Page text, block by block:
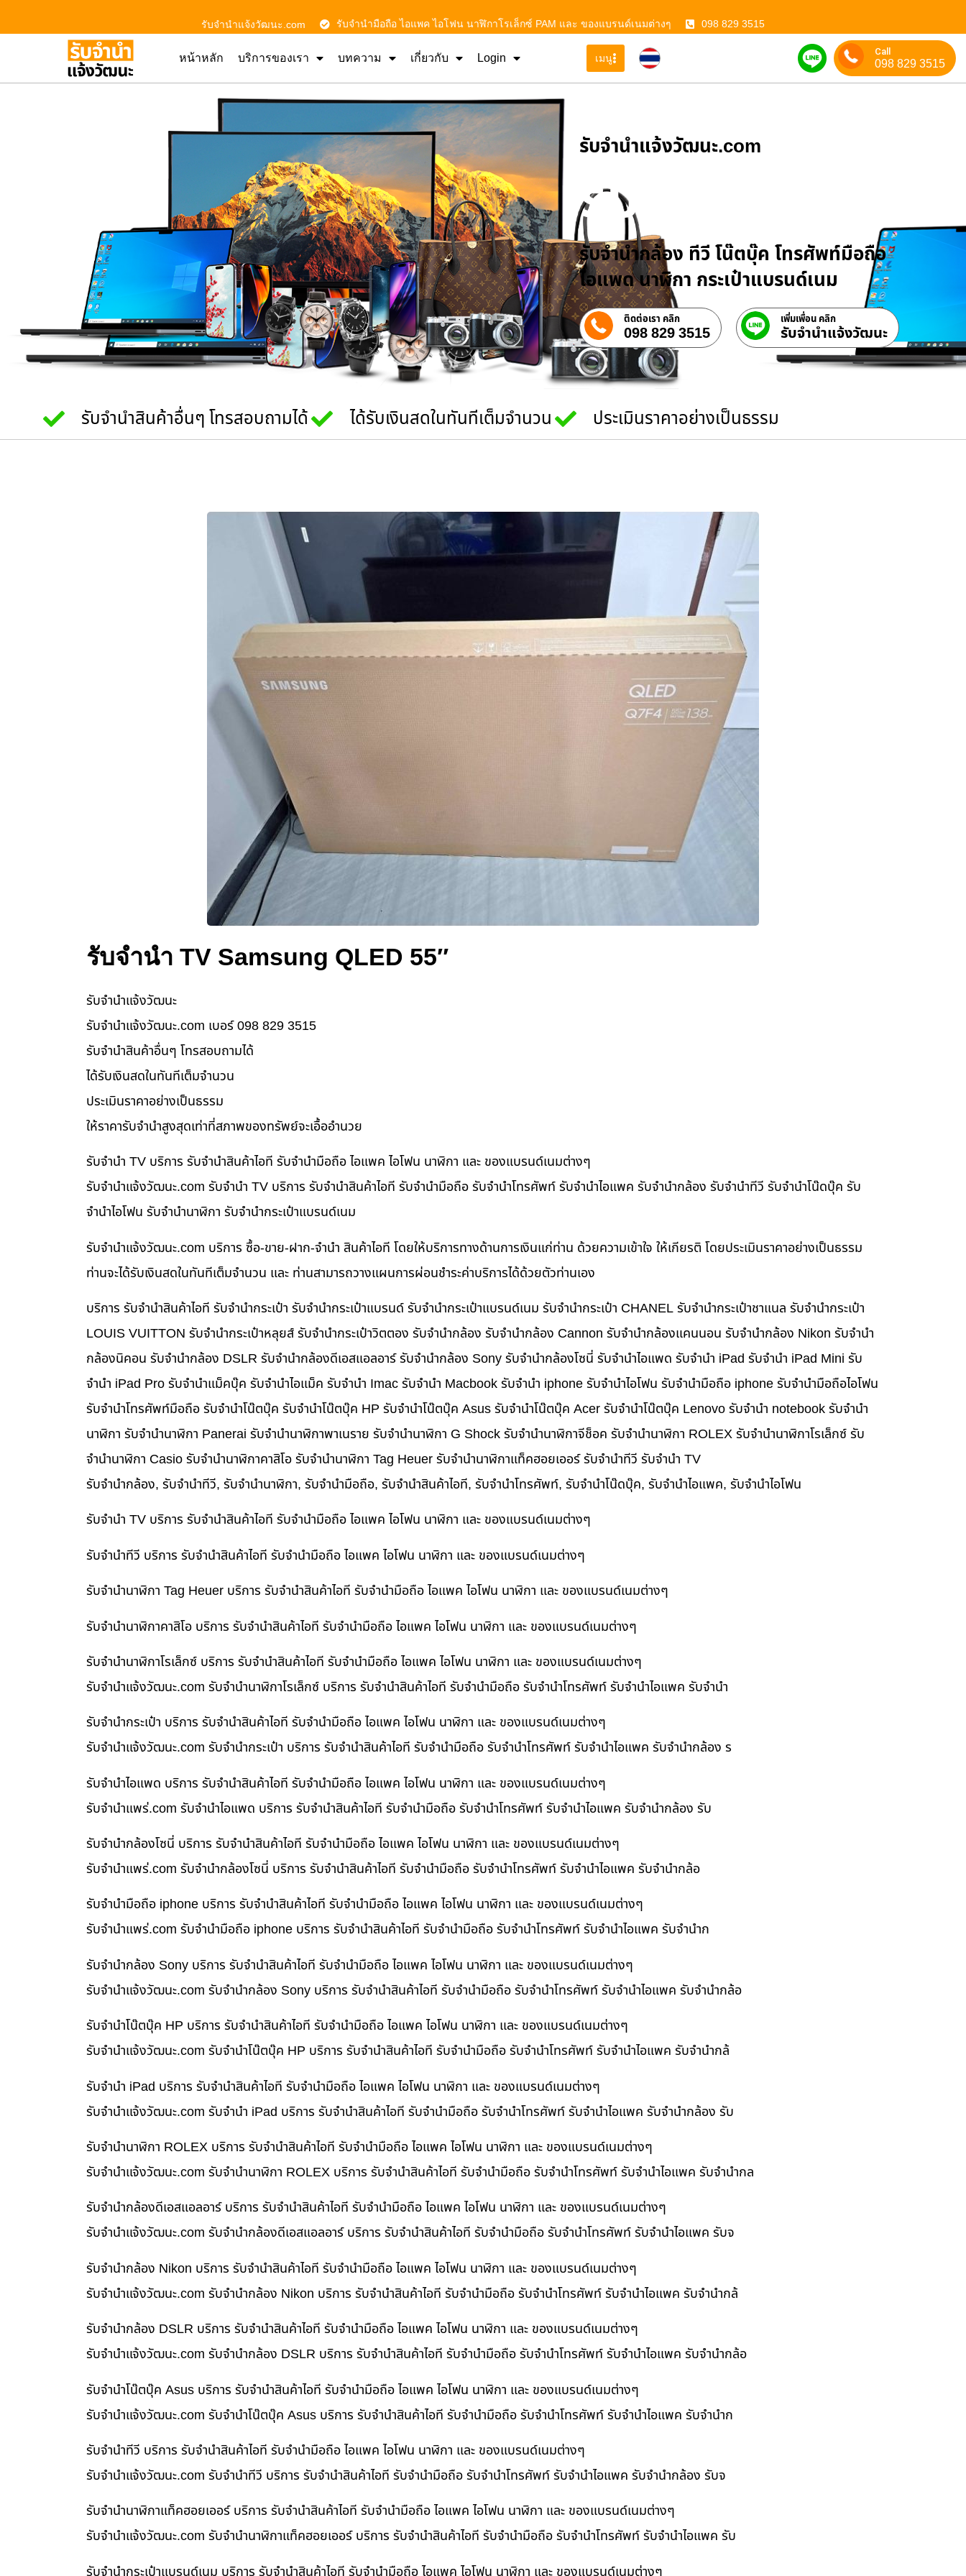
รับจํานําแจ้งวัฒนะ.com รับจำนำมือถือ ไอแพค ไอโฟน นาฬิกาโรเล็กซ์ PAM และ ของแบรนด์เนมต่างๆ 098 829 3515
หน้าหลัก บริการของเรา บทความ เกี่ยวกับ Login เมนู
Call
098 829 3515
รับจํานําแจ้งวัฒนะ.com
รับจำนำสินค้าไอที
รับจำนำกล้อง ทีวี โน๊ตบุ๊ค โทรศัพท์มือถือ
ไอแพด นาฬิกา กระเป๋าแบรนด์เนม
ติดต่อเรา คลิก
098 829 3515
เพิ่มเพื่อน คลิก
รับจํานําแจ้งวัฒนะ
รับจำนำสินค้าอื่นๆ โทรสอบถามได้ ได้รับเงินสดในทันทีเต็มจำนวน ประเมินราคาอย่างเป็นธรรม
รับจำนำ TV Samsung QLED 55″
รับจํานําแจ้งวัฒนะ
รับจํานําแจ้งวัฒนะ.com เบอร์ 098 829 3515
รับจำนำสินค้าอื่นๆ โทรสอบถามได้
ได้รับเงินสดในทันทีเต็มจำนวน
ประเมินราคาอย่างเป็นธรรม
ให้ราคารับจำนำสูงสุดเท่าที่สภาพของทรัพย์จะเอื้ออำนวย
รับจำนำ TV บริการ รับจำนำสินค้าไอที รับจำนำมือถือ ไอแพค ไอโฟน นาฬิกา และ ของแบรนด์เนมต่างๆ
รับจํานําแจ้งวัฒนะ.com รับจำนำ TV บริการ รับจำนำสินค้าไอที รับจำนำมือถือ รับจำนำโทรศัพท์ รับจำนำไอแพค รับจำนำกล้อง รับจำนำทีวี รับจำนำโน๊ดบุ๊ค รับ
จำนำไอโฟน รับจำนำนาฬิกา รับจำนำกระเป๋าแบรนด์เนม
รับจํานําแจ้งวัฒนะ.com บริการ ซื้อ-ขาย-ฝาก-จำนำ สินค้าไอที โดยให้บริการทางด้านการเงินแก่ท่าน ด้วยความเข้าใจ ให้เกียรติ โดยประเมินราคาอย่างเป็นธรรม
ท่านจะได้รับเงินสดในทันทีเต็มจำนวน และ ท่านสามารถวางแผนการผ่อนชำระค่าบริการได้ด้วยตัวท่านเอง
บริการ รับจำนำสินค้าไอที รับจำนำกระเป๋า รับจำนำกระเป๋าแบรนด์ รับจำนำกระเป๋าแบรนด์เนม รับจำนำกระเป๋า CHANEL รับจำนำกระเป๋าชาแนล รับจำนำกระเป๋า
LOUIS VUITTON รับจำนำกระเป๋าหลุยส์ รับจำนำกระเป๋าวิตตอง รับจำนำกล้อง รับจำนำกล้อง Cannon รับจำนำกล้องแคนนอน รับจำนำกล้อง Nikon รับจำนำ
กล้องนิคอน รับจำนำกล้อง DSLR รับจำนำกล้องดีเอสแอลอาร์ รับจำนำกล้อง Sony รับจำนำกล้องโซนี่ รับจำนำไอแพด รับจำนำ iPad รับจำนำ iPad Mini รับ
จำนำ iPad Pro รับจำนำแม็คบุ๊ค รับจำนำไอแม็ค รับจำนำ Imac รับจำนำ Macbook รับจำนำ iphone รับจำนำไอโฟน รับจำนำมือถือ iphone รับจำนำมือถือไอโฟน
รับจำนำโทรศัพท์มือถือ รับจำนำโน๊ตบุ๊ค รับจำนำโน๊ตบุ๊ค HP รับจำนำโน๊ตบุ๊ค Asus รับจำนำโน๊ตบุ๊ค Acer รับจำนำโน๊ตบุ๊ค Lenovo รับจำนำ notebook รับจำนำ
นาฬิกา รับจำนำนาฬิกา Panerai รับจำนำนาฬิกาพาเนราย รับจำนำนาฬิกา G Shock รับจำนำนาฬิกาจีช็อค รับจำนำนาฬิกา ROLEX รับจำนำนาฬิกาโรเล็กซ์ รับ
จำนำนาฬิกา Casio รับจำนำนาฬิกาคาสิโอ รับจำนำนาฬิกา Tag Heuer รับจำนำนาฬิกาแท็คฮอยเออร์ รับจำนำทีวี รับจำนำ TV
รับจำนำกล้อง, รับจำนำทีวี, รับจำนำนาฬิกา, รับจำนำมือถือ, รับจำนำสินค้าไอที, รับจำนำโทรศัพท์, รับจำนำโน๊ดบุ๊ค, รับจำนำไอแพค, รับจำนำไอโฟน
รับจำนำ TV บริการ รับจำนำสินค้าไอที รับจำนำมือถือ ไอแพค ไอโฟน นาฬิกา และ ของแบรนด์เนมต่างๆ
รับจำนำทีวี บริการ รับจำนำสินค้าไอที รับจำนำมือถือ ไอแพค ไอโฟน นาฬิกา และ ของแบรนด์เนมต่างๆ
รับจำนำนาฬิกา Tag Heuer บริการ รับจำนำสินค้าไอที รับจำนำมือถือ ไอแพค ไอโฟน นาฬิกา และ ของแบรนด์เนมต่างๆ
รับจำนำนาฬิกาคาสิโอ บริการ รับจำนำสินค้าไอที รับจำนำมือถือ ไอแพค ไอโฟน นาฬิกา และ ของแบรนด์เนมต่างๆ
รับจำนำนาฬิกาโรเล็กซ์ บริการ รับจำนำสินค้าไอที รับจำนำมือถือ ไอแพค ไอโฟน นาฬิกา และ ของแบรนด์เนมต่างๆ
รับจํานําแจ้งวัฒนะ.com รับจำนำนาฬิกาโรเล็กซ์ บริการ รับจำนำสินค้าไอที รับจำนำมือถือ รับจำนำโทรศัพท์ รับจำนำไอแพค รับจำนำ
รับจำนำกระเป๋า บริการ รับจำนำสินค้าไอที รับจำนำมือถือ ไอแพค ไอโฟน นาฬิกา และ ของแบรนด์เนมต่างๆ
รับจํานําแจ้งวัฒนะ.com รับจำนำกระเป๋า บริการ รับจำนำสินค้าไอที รับจำนำมือถือ รับจำนำโทรศัพท์ รับจำนำไอแพค รับจำนำกล้อง ร
รับจำนำไอแพด บริการ รับจำนำสินค้าไอที รับจำนำมือถือ ไอแพค ไอโฟน นาฬิกา และ ของแบรนด์เนมต่างๆ
รับจํานําแพร่.com รับจำนำไอแพด บริการ รับจำนำสินค้าไอที รับจำนำมือถือ รับจำนำโทรศัพท์ รับจำนำไอแพค รับจำนำกล้อง รับ
รับจำนำกล้องโซนี่ บริการ รับจำนำสินค้าไอที รับจำนำมือถือ ไอแพค ไอโฟน นาฬิกา และ ของแบรนด์เนมต่างๆ
รับจํานําแพร่.com รับจำนำกล้องโซนี่ บริการ รับจำนำสินค้าไอที รับจำนำมือถือ รับจำนำโทรศัพท์ รับจำนำไอแพค รับจำนำกล้อ
รับจำนำมือถือ iphone บริการ รับจำนำสินค้าไอที รับจำนำมือถือ ไอแพค ไอโฟน นาฬิกา และ ของแบรนด์เนมต่างๆ
รับจํานําแพร่.com รับจำนำมือถือ iphone บริการ รับจำนำสินค้าไอที รับจำนำมือถือ รับจำนำโทรศัพท์ รับจำนำไอแพค รับจำนำก
รับจำนำกล้อง Sony บริการ รับจำนำสินค้าไอที รับจำนำมือถือ ไอแพค ไอโฟน นาฬิกา และ ของแบรนด์เนมต่างๆ
รับจํานําแจ้งวัฒนะ.com รับจำนำกล้อง Sony บริการ รับจำนำสินค้าไอที รับจำนำมือถือ รับจำนำโทรศัพท์ รับจำนำไอแพค รับจำนำกล้อ
รับจำนำโน๊ตบุ๊ค HP บริการ รับจำนำสินค้าไอที รับจำนำมือถือ ไอแพค ไอโฟน นาฬิกา และ ของแบรนด์เนมต่างๆ
รับจํานําแจ้งวัฒนะ.com รับจำนำโน๊ตบุ๊ค HP บริการ รับจำนำสินค้าไอที รับจำนำมือถือ รับจำนำโทรศัพท์ รับจำนำไอแพค รับจำนำกล้
รับจำนำ iPad บริการ รับจำนำสินค้าไอที รับจำนำมือถือ ไอแพค ไอโฟน นาฬิกา และ ของแบรนด์เนมต่างๆ
รับจํานําแจ้งวัฒนะ.com รับจำนำ iPad บริการ รับจำนำสินค้าไอที รับจำนำมือถือ รับจำนำโทรศัพท์ รับจำนำไอแพค รับจำนำกล้อง รับ
รับจำนำนาฬิกา ROLEX บริการ รับจำนำสินค้าไอที รับจำนำมือถือ ไอแพค ไอโฟน นาฬิกา และ ของแบรนด์เนมต่างๆ
รับจํานําแจ้งวัฒนะ.com รับจำนำนาฬิกา ROLEX บริการ รับจำนำสินค้าไอที รับจำนำมือถือ รับจำนำโทรศัพท์ รับจำนำไอแพค รับจำนำกล
รับจำนำกล้องดีเอสแอลอาร์ บริการ รับจำนำสินค้าไอที รับจำนำมือถือ ไอแพค ไอโฟน นาฬิกา และ ของแบรนด์เนมต่างๆ
รับจํานําแจ้งวัฒนะ.com รับจำนำกล้องดีเอสแอลอาร์ บริการ รับจำนำสินค้าไอที รับจำนำมือถือ รับจำนำโทรศัพท์ รับจำนำไอแพค รับจ
รับจำนำกล้อง Nikon บริการ รับจำนำสินค้าไอที รับจำนำมือถือ ไอแพค ไอโฟน นาฬิกา และ ของแบรนด์เนมต่างๆ
รับจํานําแจ้งวัฒนะ.com รับจำนำกล้อง Nikon บริการ รับจำนำสินค้าไอที รับจำนำมือถือ รับจำนำโทรศัพท์ รับจำนำไอแพค รับจำนำกล้
รับจำนำกล้อง DSLR บริการ รับจำนำสินค้าไอที รับจำนำมือถือ ไอแพค ไอโฟน นาฬิกา และ ของแบรนด์เนมต่างๆ
รับจํานําแจ้งวัฒนะ.com รับจำนำกล้อง DSLR บริการ รับจำนำสินค้าไอที รับจำนำมือถือ รับจำนำโทรศัพท์ รับจำนำไอแพค รับจำนำกล้อ
รับจำนำโน๊ตบุ๊ค Asus บริการ รับจำนำสินค้าไอที รับจำนำมือถือ ไอแพค ไอโฟน นาฬิกา และ ของแบรนด์เนมต่างๆ
รับจํานําแจ้งวัฒนะ.com รับจำนำโน๊ตบุ๊ค Asus บริการ รับจำนำสินค้าไอที รับจำนำมือถือ รับจำนำโทรศัพท์ รับจำนำไอแพค รับจำนำก
รับจำนำทีวี บริการ รับจำนำสินค้าไอที รับจำนำมือถือ ไอแพค ไอโฟน นาฬิกา และ ของแบรนด์เนมต่างๆ
รับจํานําแจ้งวัฒนะ.com รับจำนำทีวี บริการ รับจำนำสินค้าไอที รับจำนำมือถือ รับจำนำโทรศัพท์ รับจำนำไอแพค รับจำนำกล้อง รับจ
รับจำนำนาฬิกาแท็คฮอยเออร์ บริการ รับจำนำสินค้าไอที รับจำนำมือถือ ไอแพค ไอโฟน นาฬิกา และ ของแบรนด์เนมต่างๆ
รับจํานําแจ้งวัฒนะ.com รับจำนำนาฬิกาแท็คฮอยเออร์ บริการ รับจำนำสินค้าไอที รับจำนำมือถือ รับจำนำโทรศัพท์ รับจำนำไอแพค รับ
รับจำนำกระเป๋าแบรนด์เนม บริการ รับจำนำสินค้าไอที รับจำนำมือถือ ไอแพค ไอโฟน นาฬิกา และ ของแบรนด์เนมต่างๆ